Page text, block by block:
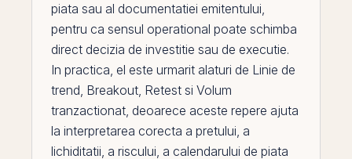
piata sau al documentatiei emitentului,
pentru ca sensul operational poate schimba
direct decizia de investitie sau de executie.
In practica, el este urmarit alaturi de Linie de
trend, Breakout, Retest si Volum
tranzactionat, deoarece aceste repere ajuta
la interpretarea corecta a pretului, a
lichiditatii, a riscului, a calendarului de piata